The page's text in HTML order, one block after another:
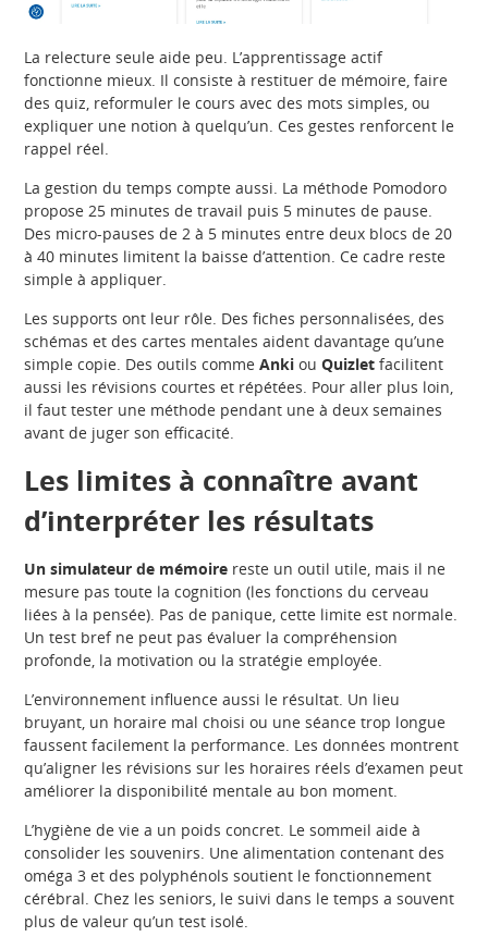
La relecture seule aide peu. L’apprentissage actif
fonctionne mieux. Il consiste à restituer de mémoire, faire
des quiz, reformuler le cours avec des mots simples, ou
expliquer une notion à quelqu’un. Ces gestes renforcent le
rappel réel.
La gestion du temps compte aussi. La méthode Pomodoro
propose 25 minutes de travail puis 5 minutes de pause.
Des micro-pauses de 2 à 5 minutes entre deux blocs de 20
à 40 minutes limitent la baisse d’attention. Ce cadre reste
simple à appliquer.
Les supports ont leur rôle. Des fiches personnalisées, des
schémas et des cartes mentales aident davantage qu’une
simple copie. Des outils commeAnki ouQuizlet facilitent
aussi les révisions courtes et répétées. Pour aller plus loin,
il faut tester une méthode pendant une à deux semaines
avant de juger son efficacité.
Les limites à connaître avant
d’interpréter les résultats
Un simulateur de mémoire reste un outil utile, mais il ne
mesure pas toute la cognition (les fonctions du cerveau
liées à la pensée). Pas de panique, cette limite est normale.
Un test bref ne peut pas évaluer la compréhension
profonde, la motivation ou la stratégie employée.
L’environnement influence aussi le résultat. Un lieu
bruyant, un horaire mal choisi ou une séance trop longue
faussent facilement la performance. Les données montrent
qu’aligner les révisions sur les horaires réels d’examen peut
améliorer la disponibilité mentale au bon moment.
L’hygiène de vie a un poids concret. Le sommeil aide à
consolider les souvenirs. Une alimentation contenant des
oméga 3 et des polyphénols soutient le fonctionnement
cérébral. Chez les seniors, le suivi dans le temps a souvent
plus de valeur qu’un test isolé.